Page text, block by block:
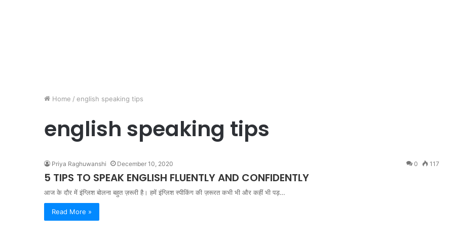
Home / english speaking tips
english speaking tips
Priya Raghuwanshi December 10, 2020 0 117
5 TIPS TO SPEAK ENGLISH FLUENTLY AND CONFIDENTLY
आज के दौर में इंग्लिश बोलना बहुत ज़रूरी है। हमें इंग्लिश स्पीकिंग की ज़रूरत कभी भी और कहीं भी पड़…
Read More »